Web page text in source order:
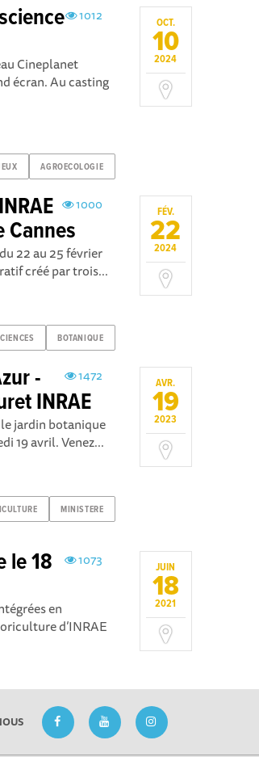
OCT.
10
2024
1012
Cineplanet
écran. Au casting
AGROECOLOGIE
FÉV.
22
2024
1000
Cannes
22 au 25 février
créé par trois...
BOTANIQUE
AVR.
19
2023
1472
-
INRAE
le jardin botanique
19 avril. Venez...
MINISTERE
JUIN
18
2021
1073
le 18
en
d’INRAE